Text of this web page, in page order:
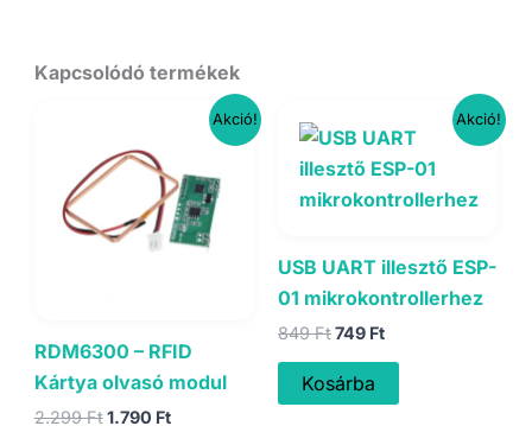
Kapcsolódó termékek
Akció!
RDM6300 – RFID
Kártya olvasó modul
2.299FtOriginal
1.790 FtCurrent
Akció!
USB UART illesztő ESP-
01 mikrokontrollerhez
849FtOriginal
was:
849 Ft.
749 FtCurrent
Kosárba